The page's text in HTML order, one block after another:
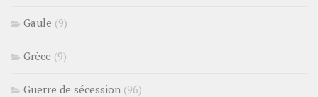
Gaule (9)
Grèce (9)
Guerre de sécession (96)